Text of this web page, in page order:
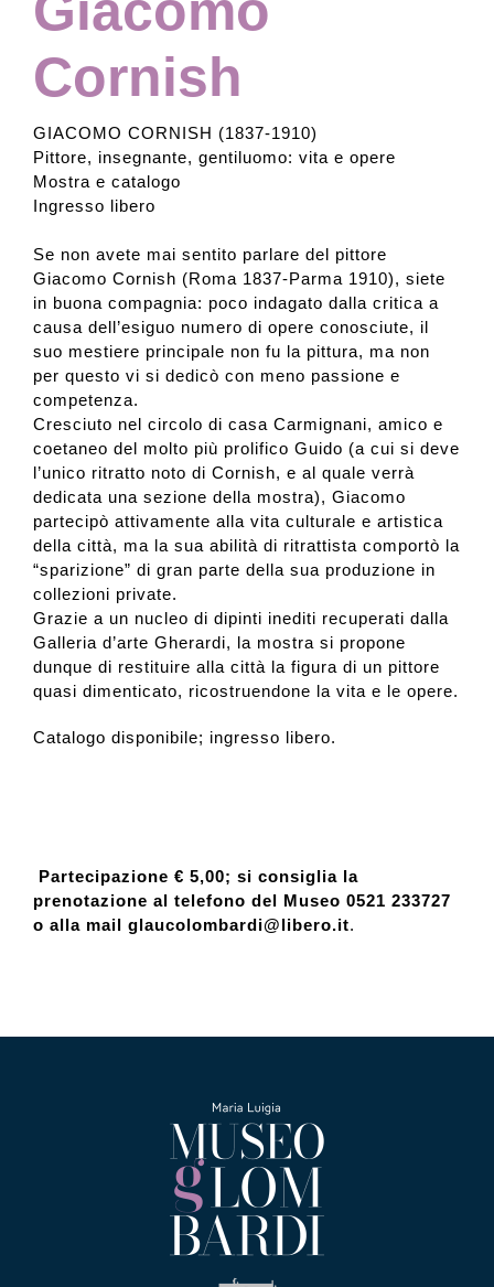
Cornish
GIACOMO CORNISH (1837-1910)
Pittore, insegnante, gentiluomo: vita e opere
Mostra e catalogo
Ingresso libero
Se non avete mai sentito parlare del pittore
Giacomo Cornish (Roma 1837-Parma 1910), siete
in buona compagnia: poco indagato dalla critica a
causa dell’esiguo numero di opere conosciute, il
suo mestiere principale non fu la pittura, ma non
per questo vi si dedicò con meno passione e
competenza.
Cresciuto nel circolo di casa Carmignani, amico e
coetaneo del molto più prolifico Guido (a cui si deve
l’unico ritratto noto di Cornish, e al quale verrà
dedicata una sezione della mostra), Giacomo
partecipò attivamente alla vita culturale e artistica
della città, ma la sua abilità di ritrattista comportò la
“sparizione” di gran parte della sua produzione in
collezioni private.
Grazie a un nucleo di dipinti inediti recuperati dalla
Galleria d’arte Gherardi, la mostra si propone
dunque di restituire alla città la figura di un pittore
quasi dimenticato, ricostruendone la vita e le opere.
Catalogo disponibile; ingresso libero.
Partecipazione € 5,00; si consiglia la
prenotazione al telefono del Museo 0521 233727
o alla mail glaucolombardi@libero.it.